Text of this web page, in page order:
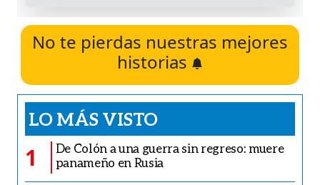
No te pierdas nuestras mejores
historias
LO MÁS VISTO
1
De Colón a una guerra sin regreso: muere
panameño en Rusia